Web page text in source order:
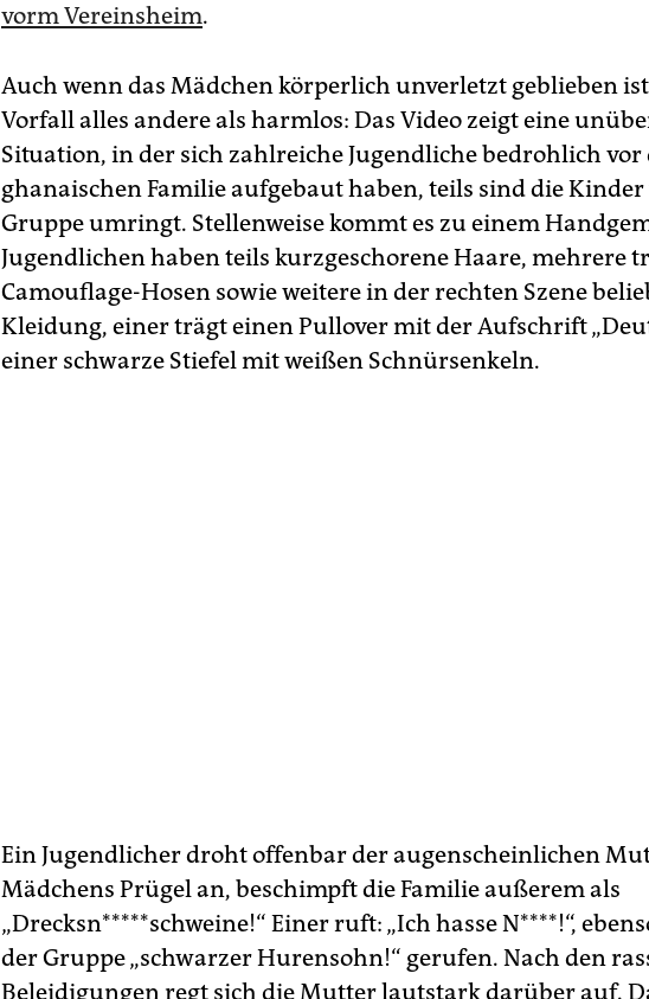
vorm Vereinsheim.
Auch wenn das Mädchen körperlich unverletzt geblieben
Vorfall alles andere als harmlos: Das Video zeigt eine
Situation, in der sich zahlreiche Jugendliche bedrohlich vor
ghanaischen Familie aufgebaut haben, teils sind die
Gruppe umringt. Stellenweise kommt es zu einem
Jugendlichen haben teils kurzgeschorene Haare, mehrere
Camouflage-Hosen sowie weitere in der rechten Szene
Kleidung, einer trägt einen Pullover mit der Aufschrift
einer schwarze Stiefel mit weißen Schnürsenkeln.
Ein Jugendlicher droht offenbar der augenscheinlichen
Mädchens Prügel an, beschimpft die Familie außerem als
„Drecksn*****schweine!“ Einer ruft: „Ich hasse N****!“,
der Gruppe „schwarzer Hurensohn!“ gerufen. Nach den
Beleidigungen regt sich die Mutter lautstark darüber auf.